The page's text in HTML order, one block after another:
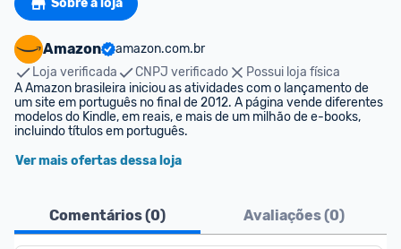
Sobre a loja
Amazon
amazon.com.br
Loja verificada
CNPJ verificado
Possui loja física
A Amazon brasileira iniciou as atividades com o lançamento de
um site em português no final de 2012. A página vende diferentes
modelos do Kindle, em reais, e mais de um milhão de e-books,
incluindo títulos em português.
Ver mais ofertas dessa loja
Comentários (0) Avaliações (0)